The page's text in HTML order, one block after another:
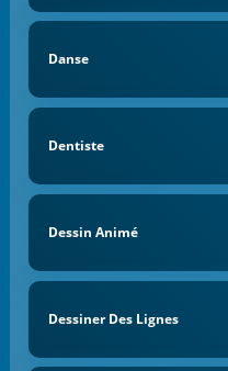
Danse
Dentiste
Dessin Animé
Dessiner Des Lignes